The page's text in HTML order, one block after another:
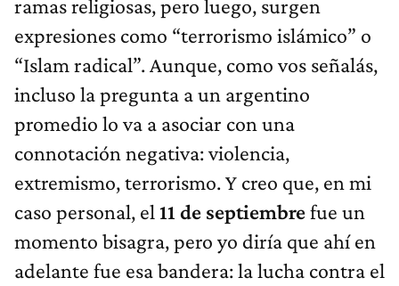
ramas religiosas, pero luego, surgen
expresiones como “terrorismo islámico” o
“Islam radical”. Aunque, como vos señalás,
incluso la pregunta a un argentino
promedio lo va a asociar con una
connotación negativa: violencia,
extremismo, terrorismo. Y creo que, en mi
caso personal, el 11 de septiembrefue un
momento bisagra, pero yo diría que ahí en
adelante fue esa bandera: la lucha contra el